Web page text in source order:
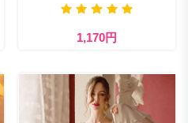
1,170円